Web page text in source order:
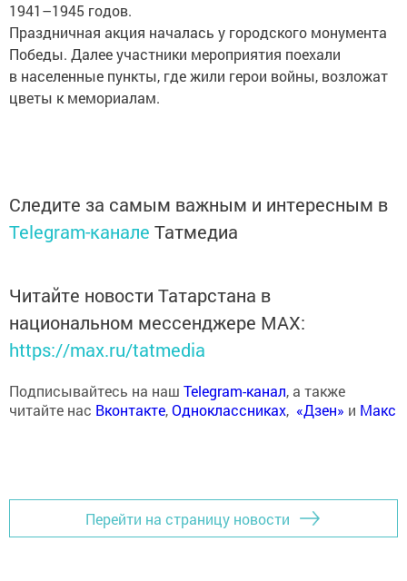
1941–1945 годов.
Праздничная акция началась у городского монумента
Победы. Далее участники мероприятия поехали
в населенные пункты, где жили герои войны, возложат
цветы к мемориалам.
Следите за самым важным и интересным в
Telegram-канале Татмедиа
Читайте новости Татарстана в
национальном мессенджере MАХ:
https://max.ru/tatmedia
Подписывайтесь на наш Telegram-канал, а также
читайте нас Вконтакте,Одноклассниках, «Дзен» и Макс
Перейти на страницу новости